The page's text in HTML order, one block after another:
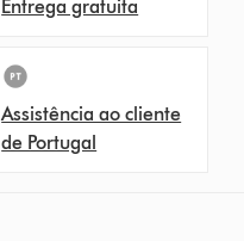
Entrega gratuita
Assistência ao cliente
de Portugal